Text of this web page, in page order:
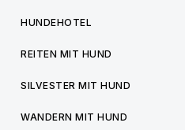
HUNDEHOTEL
REITEN MIT HUND
SILVESTER MIT HUND
WANDERN MIT HUND